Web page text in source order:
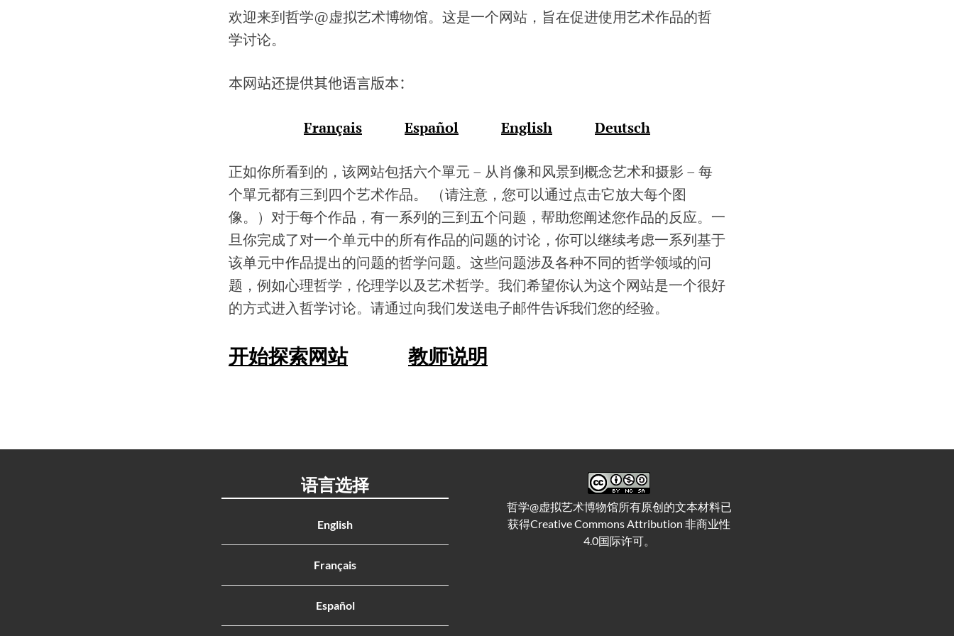
欢迎来到哲学@虚拟艺术博物馆。这是一个网站，旨在促进使用艺术作品的哲
学讨论。
本网站还提供其他语言版本：
Français Español English Deutsch
正如你所看到的，该网站包括六个單元 – 从肖像和风景到概念艺术和摄影 – 每
个單元都有三到四个艺术作品。 （请注意，您可以通过点击它放大每个图
像。）对于每个作品，有一系列的三到五个问题，帮助您阐述您作品的反应。一
旦你完成了对一个单元中的所有作品的问题的讨论，你可以继续考虑一系列基于
该单元中作品提出的问题的哲学问题。这些问题涉及各种不同的哲学领域的问
题，例如心理哲学，伦理学以及艺术哲学。我们希望你认为这个网站是一个很好
的方式进入哲学讨论。请通过向我们发送电子邮件告诉我们您的经验。
开始探索网站 教师说明
语言选择
English
Français
Español
哲学@虚拟艺术博物馆所有原创的文本材料已
获得Creative Commons Attribution 非商业性
4.0国际许可。